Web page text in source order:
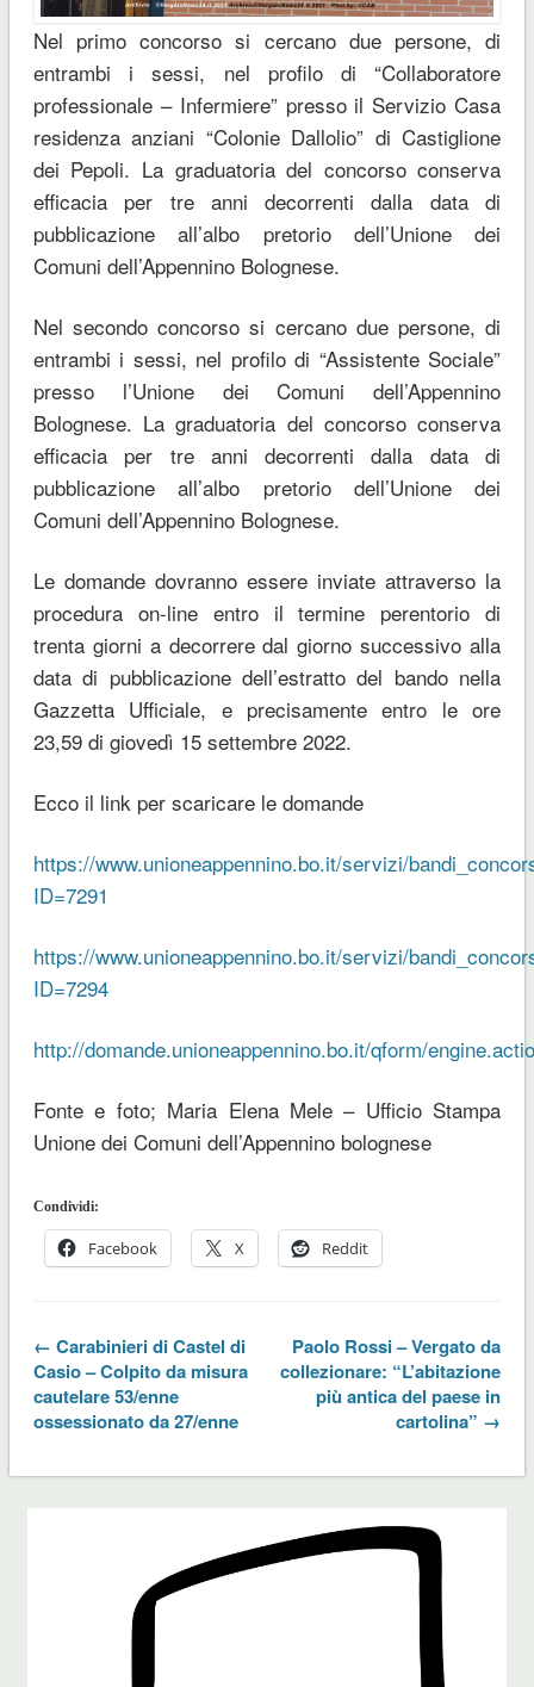
Nel primo concorso si cercano due persone, di
entrambi i sessi, nel profilo di “Collaboratore
professionale – Infermiere” presso il Servizio Casa
residenza anziani “Colonie Dallolio” di Castiglione
dei Pepoli. La graduatoria del concorso conserva
efficacia per tre anni decorrenti dalla data di
pubblicazione all’albo pretorio dell’Unione dei
Comuni dell’Appennino Bolognese.
Nel secondo concorso si cercano due persone, di
entrambi i sessi, nel profilo di “Assistente Sociale”
presso l’Unione dei Comuni dell’Appennino
Bolognese. La graduatoria del concorso conserva
efficacia per tre anni decorrenti dalla data di
pubblicazione all’albo pretorio dell’Unione dei
Comuni dell’Appennino Bolognese.
Le domande dovranno essere inviate attraverso la
procedura on-line entro il termine perentorio di
trenta giorni a decorrere dal giorno successivo alla
data di pubblicazione dell’estratto del bando nella
Gazzetta Ufficiale, e precisamente entro le ore
23,59 di giovedì 15 settembre 2022.
Ecco il link per scaricare le domande
https://www.unioneappennino.bo.it/servizi/
ID=7291
https://www.unioneappennino.bo.it/servizi/
ID=7294
http://domande.unioneappennino.bo.it/qform/
Fonte e foto; Maria Elena Mele – Ufficio Stampa
Unione dei Comuni dell’Appennino bolognese
Condividi:
Facebook X Reddit
← Carabinieri di Castel di
Casio – Colpito da misura
cautelare 53/enne
ossessionato da 27/enne
Paolo Rossi – Vergato da
collezionare: “L’abitazione
più antica del paese in
cartolina” →